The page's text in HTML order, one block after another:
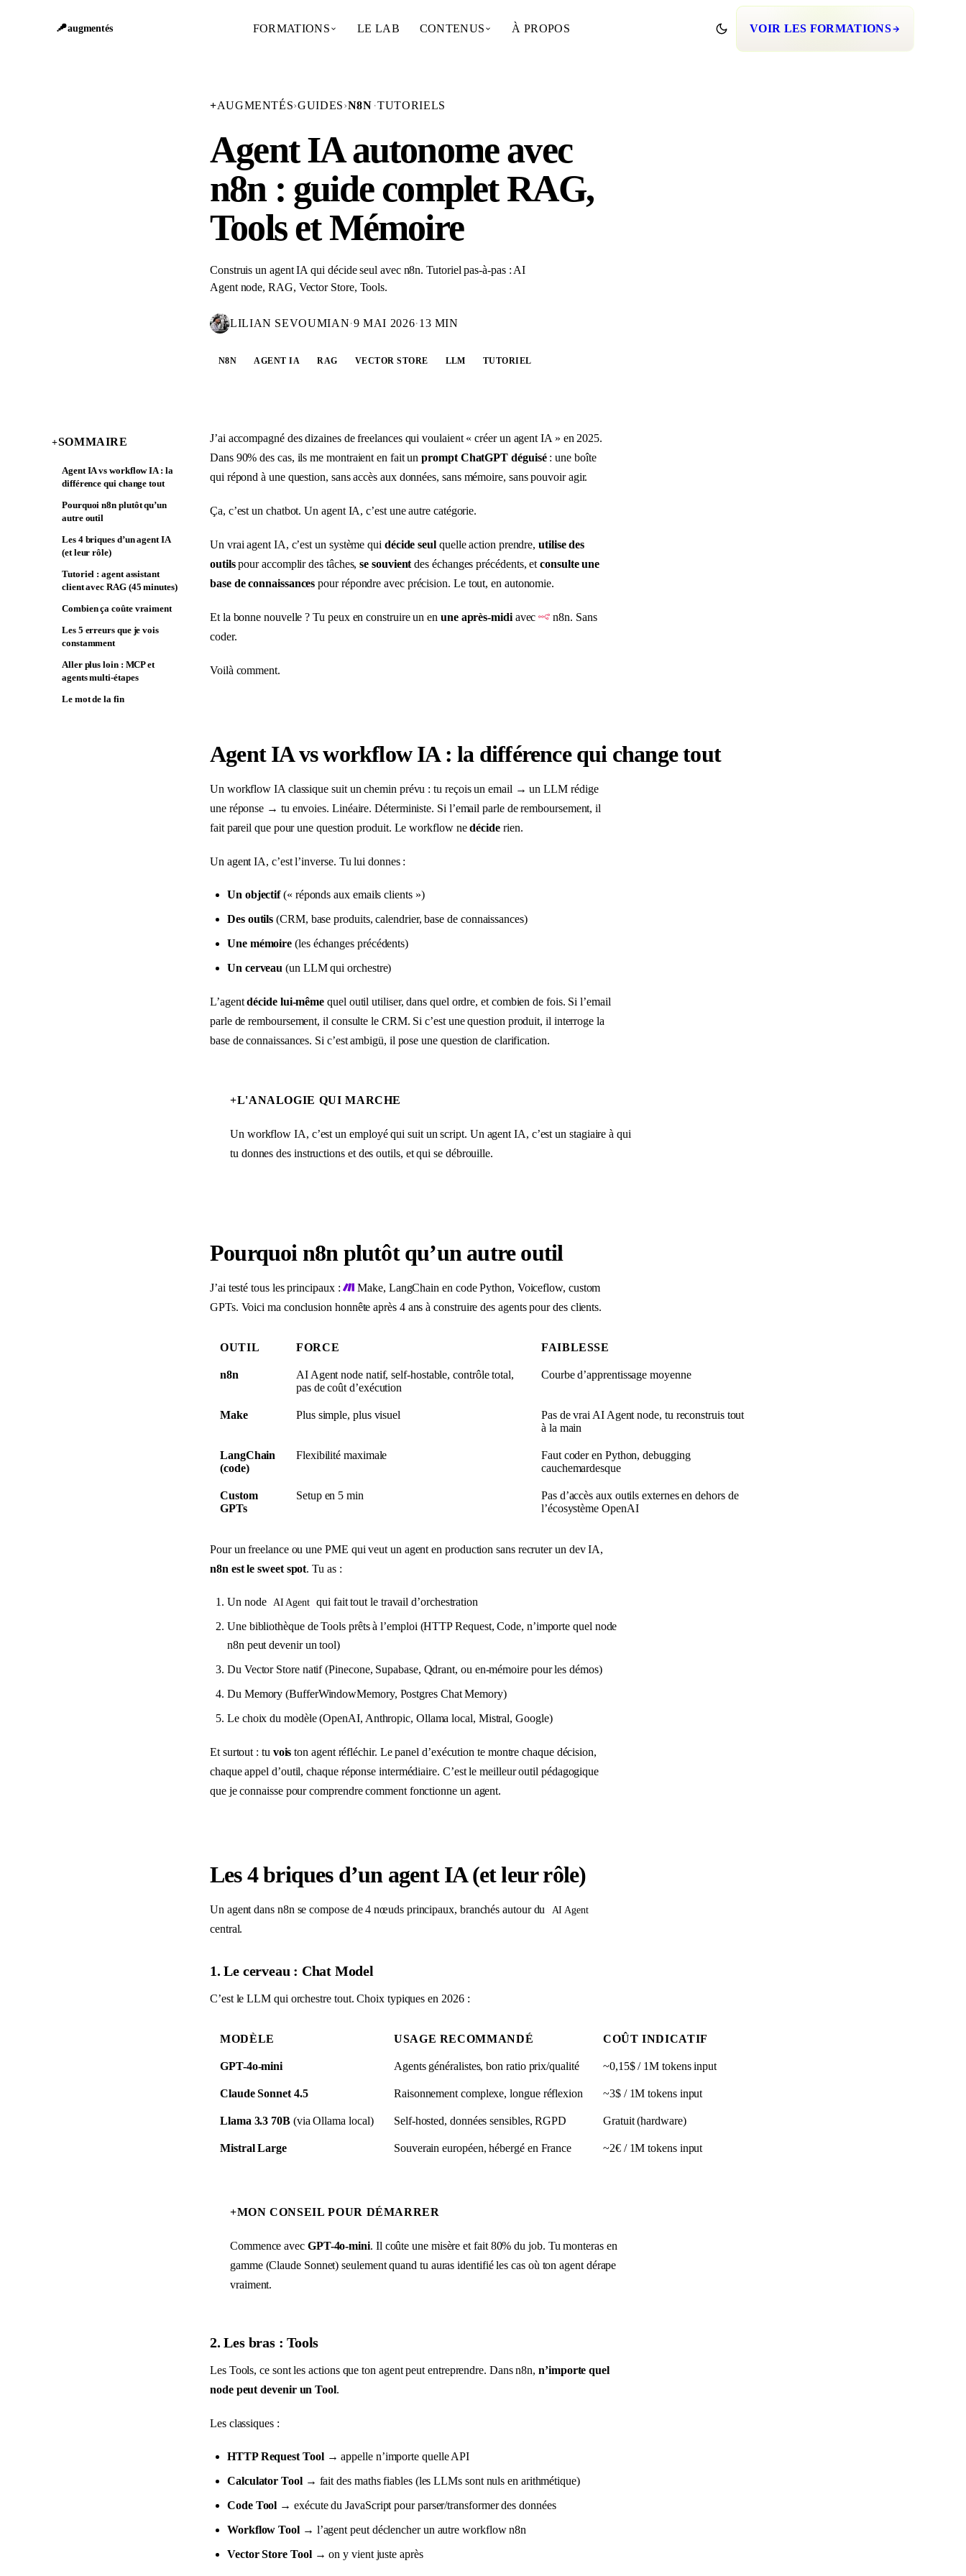
augmentés FORMATIONS LE LAB CONTENUS À PROPOS VOIR LES FORMATIONS
+AUGMENTÉS›GUIDES›N8N ·TUTORIELS
Agent IA autonome avec
n8n : guide complet RAG,
Tools et Mémoire
Construis un agent IA qui décide seul avec n8n. Tutoriel pas-à-pas : AI
Agent node, RAG, Vector Store, Tools.
LILIAN SEVOUMIAN·9 MAI 2026·13 MIN
N8N AGENT IA RAG VECTOR STORE LLM TUTORIEL
+SOMMAIRE
Agent IA vs workflow IA : la
différence qui change tout
Pourquoi n8n plutôt qu’un
autre outil
Les 4 briques d’un agent IA
(et leur rôle)
Tutoriel : agent assistant
client avec RAG (45 minutes)
Combien ça coûte vraiment
Les 5 erreurs que je vois
constamment
Aller plus loin : MCP et
agents multi-étapes
Le mot de la fin
J’ai accompagné des dizaines de freelances qui voulaient « créer un agent IA » en 2025.
Dans 90% des cas, ils me montraient en fait unprompt ChatGPT déguisé: une boîte
qui répond à une question, sans accès aux données, sans mémoire, sans pouvoir agir.
Ça, c’est un chatbot. Un agent IA, c’est une autre catégorie.
Un vrai agent IA, c’est un système qui décide seul quelle action prendre,utilise des
outilspour accomplir des tâches,se souvient des échanges précédents, etconsulte une
base de connaissances pour répondre avec précision. Le tout, en autonomie.
Et la bonne nouvelle ? Tu peux en construire un en une après-midiavec
n8n. Sans
coder.
Voilà comment.
Agent IA vs workflow IA : la différence qui change tout
Un workflow IA classique suit un chemin prévu : tu reçois un email → un LLM rédige
une réponse → tu envoies. Linéaire. Déterministe. Si l’email parle de remboursement, il
fait pareil que pour une question produit. Le workflow nedéciderien.
Un agent IA, c’est l’inverse. Tu lui donnes :
Un objectif(« réponds aux emails clients »)
Des outils (CRM, base produits, calendrier, base de connaissances)
Une mémoire (les échanges précédents)
Un cerveau (un LLM qui orchestre)
L’agentdécide lui-même quel outil utiliser, dans quel ordre, et combien de fois. Si l’email
parle de remboursement, il consulte le CRM. Si c’est une question produit, il interroge la
base de connaissances. Si c’est ambigü, il pose une question de clarification.
+L'ANALOGIE QUI MARCHE
Un workflow IA, c’est un employé qui suit un script. Un agent IA, c’est un stagiaire à qui
tu donnes des instructions et des outils, et qui se débrouille.
Pourquoi n8n plutôt qu’un autre outil
J’ai testé tous les principaux :
Make, LangChain en code Python, Voiceflow, custom
GPTs. Voici ma conclusion honnête après 4 ans à construire des agents pour des clients.
OUTIL FORCE FAIBLESSE
n8n
AI Agent node natif, self-hostable, contrôle total,
pas de coût d’exécution
Courbe d’apprentissage moyenne
Make Plus simple, plus visuel
Pas de vrai AI Agent node, tu reconstruis tout
à la main
LangChain
(code)
Flexibilité maximale
Faut coder en Python, debugging
cauchemardesque
Custom
GPTs
Setup en 5 min
Pas d’accès aux outils externes en dehors de
l’écosystème OpenAI
Pour un freelance ou une PME qui veut un agent en production sans recruter un dev IA,
n8n est le sweet spot. Tu as :
Un node AI Agent qui fait tout le travail d’orchestration
Une bibliothèque de Tools prêts à l’emploi (HTTP Request, Code, n’importe quel node
n8n peut devenir un tool)
Du Vector Store natif (Pinecone, Supabase, Qdrant, ou en-mémoire pour les démos)
Du Memory (BufferWindowMemory, Postgres Chat Memory)
Le choix du modèle (OpenAI, Anthropic, Ollama local, Mistral, Google)
Et surtout : tu vois ton agent réfléchir. Le panel d’exécution te montre chaque décision,
chaque appel d’outil, chaque réponse intermédiaire. C’est le meilleur outil pédagogique
que je connaisse pour comprendre comment fonctionne un agent.
Les 4 briques d’un agent IA (et leur rôle)
Un agent dans n8n se compose de 4 nœuds principaux, branchés autour du AI Agent
central.
1. Le cerveau : Chat Model
C’est le LLM qui orchestre tout. Choix typiques en 2026 :
MODÈLE USAGE RECOMMANDÉ COÛT INDICATIF
GPT-4o-mini Agents généralistes, bon ratio prix/qualité ~0,15$ / 1M tokens input
Claude Sonnet 4.5 Raisonnement complexe, longue réflexion ~3$ / 1M tokens input
Llama 3.3 70B(via Ollama local) Self-hosted, données sensibles, RGPD Gratuit (hardware)
Mistral Large Souverain européen, hébergé en France ~2€ / 1M tokens input
+MON CONSEIL POUR DÉMARRER
Commence avec GPT-4o-mini. Il coûte une misère et fait 80% du job. Tu monteras en
gamme (Claude Sonnet) seulement quand tu auras identifié les cas où ton agent dérape
vraiment.
2. Les bras : Tools
Les Tools, ce sont les actions que ton agent peut entreprendre. Dans n8n,n’importe quel
node peut devenir un Tool.
Les classiques :
HTTP Request Tool→ appelle n’importe quelle API
Calculator Tool→ fait des maths fiables (les LLMs sont nuls en arithmétique)
Code Tool → exécute du JavaScript pour parser/transformer des données
Workflow Tool→ l’agent peut déclencher un autre workflow n8n
Vector Store Tool→ on y vient juste après